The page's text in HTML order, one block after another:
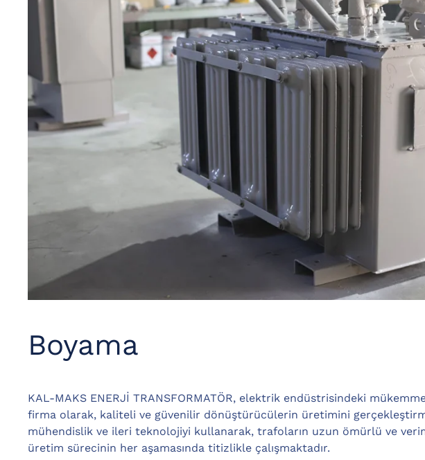
Boyama
KAL-MAKS ENERJİ TRANSFORMATÖR, elektrik endüstrisindeki
firma olarak, kaliteli ve güvenilir dönüştürücülerin üretimini
mühendislik ve ileri teknolojiyi kullanarak, trafoların uzun ömürlü ve
üretim sürecinin her aşamasında titizlikle çalışmaktadır.